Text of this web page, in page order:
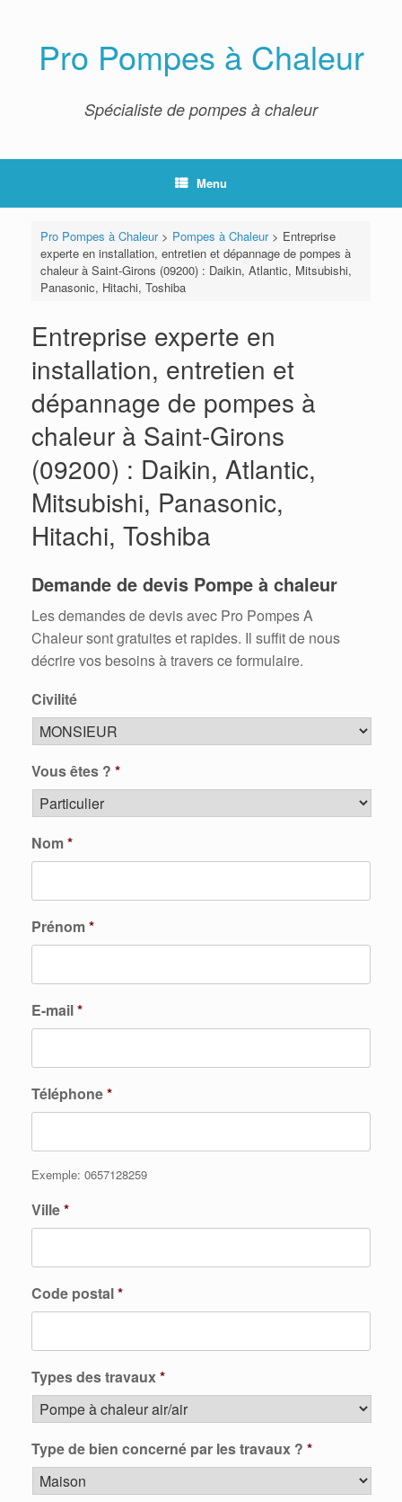
Pro Pompes à Chaleur
Spécialiste de pompes à chaleur
Menu
Pro Pompes à Chaleur> Pompes à Chaleur> Entreprise
experte en installation, entretien et dépannage de pompes à
chaleur à Saint-Girons (09200) : Daikin, Atlantic, Mitsubishi,
Panasonic, Hitachi, Toshiba
Entreprise experte en
installation, entretien et
dépannage de pompes à
chaleur à Saint-Girons
(09200) : Daikin, Atlantic,
Mitsubishi, Panasonic,
Hitachi, Toshiba
Demande de devis Pompe à chaleur
Les demandes de devis avec Pro Pompes A
Chaleur sont gratuites et rapides. Il suffit de nous
décrire vos besoins à travers ce formulaire.
Civilité
Vous êtes ? *
Nom*
Prénom*
E-mail*
Téléphone*
Exemple: 0657128259
Ville*
Code postal*
Types des travaux*
Type de bien concerné par les travaux ? *